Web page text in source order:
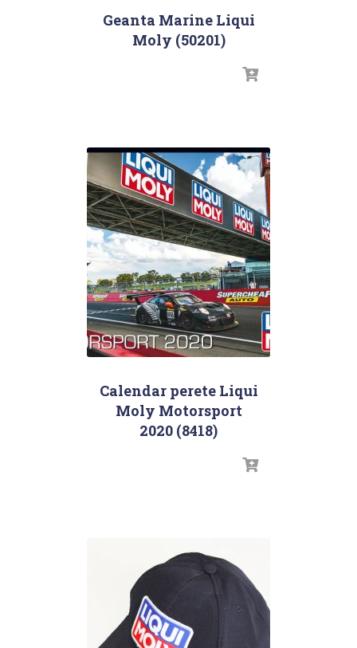
Geanta Marine Liqui
Moly (50201)
Calendar perete Liqui
Moly Motorsport
2020 (8418)